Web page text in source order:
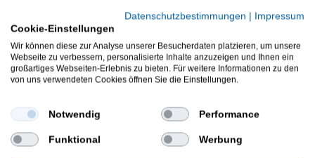
Curvy Forellenwobbler
Forellenwobbler zum Spinnfischen auf Forellen
Länge: 4cm
Lauftiefe: 0,3-0,5m
mit einem scharfen Einzelhaken ausgestattet
Farbe
Die Paladin Micro Curvy Forellenwobbler sind gut zum
Forellenfischen mit der Spinnrute. Die Ultra Light Köder
Datenschutzbestimmungen | Impressum
Cookie-Einstellungen
Wir können diese zur Analyse unserer Besucherdaten platzieren, um unsere
Webseite zu verbessern, personalisierte Inhalte anzuzeigen und Ihnen ein
großartiges Webseiten-Erlebnis zu bieten. Für weitere Informationen zu den
von uns verwendeten Cookies öffnen Sie die Einstellungen.
Notwendig Performance
Funktional Werbung